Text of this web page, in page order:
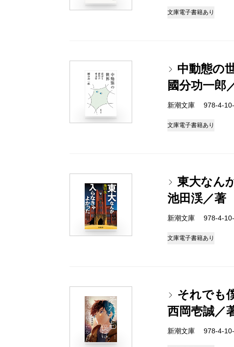
文庫電子書籍あり
中動態の
國分功一郎
新潮文庫 978-4-
文庫電子書籍あり
東大なん
池田渓／著
新潮文庫 978-4-
文庫電子書籍あり
それでも
西岡壱誠／
新潮文庫 978-4-